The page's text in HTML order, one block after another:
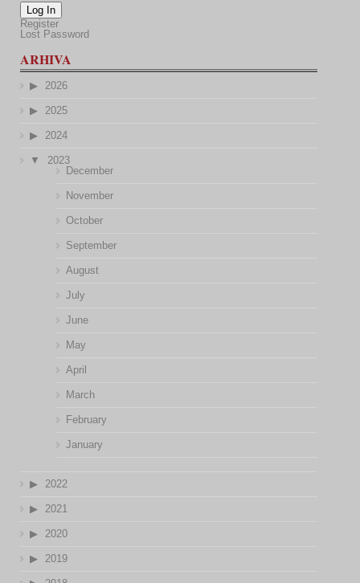
Log In
Register
Lost Password
ARHIVA
2026
2025
2024
2023
December
November
October
September
August
July
June
May
April
March
February
January
2022
2021
2020
2019